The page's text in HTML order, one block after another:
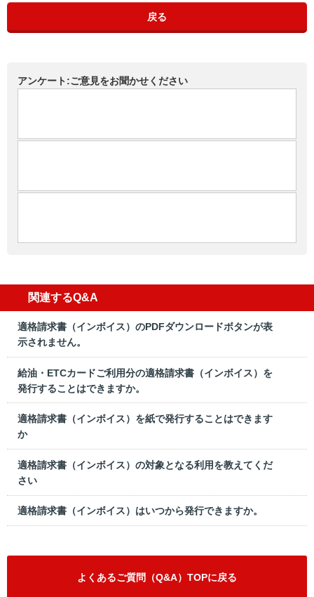
戻る
アンケート:ご意見をお聞かせください
関連するQ&A
適格請求書（インボイス）のPDFダウンロードボタンが表
示されません。
給油・ETCカードご利用分の適格請求書（インボイス）を
発行することはできますか。
適格請求書（インボイス）を紙で発行することはできます
か
適格請求書（インボイス）の対象となる利用を教えてくだ
さい
適格請求書（インボイス）はいつから発行できますか。
よくあるご質問（Q&A）TOPに戻る